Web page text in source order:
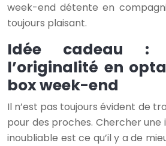
week-end détente en
toujours plaisant.
Idée cadeau :
l’originalité en
box week-end
Il n’est pas toujours évident de
pour des proches. Chercher une
inoubliable est ce qu’il y a de